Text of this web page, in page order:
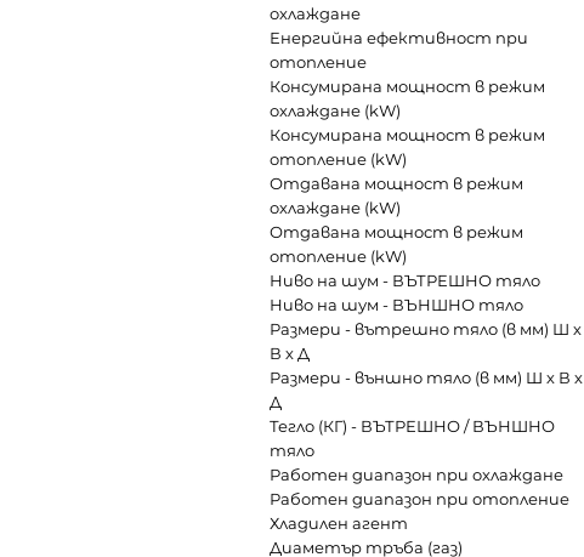
охлаждане
Енергийна ефективност при
отопление
Консумирана мощност в режим
охлаждане (kW)
Консумирана мощност в режим
отопление (kW)
Отдавана мощност в режим
охлаждане (kW)
Отдавана мощност в режим
отопление (kW)
Ниво на шум - ВЪТРЕШНО тяло
Ниво на шум - ВЪНШНО тяло
Размери - вътрешно тяло (в мм) Ш х
В х Д
Размери - външно тяло (в мм) Ш х В х
Д
Тегло (КГ) - ВЪТРЕШНО / ВЪНШНО
тяло
Работен диапазон при охлаждане
Работен диапазон при отопление
Хладилен агент
Диаметър тръба (газ)